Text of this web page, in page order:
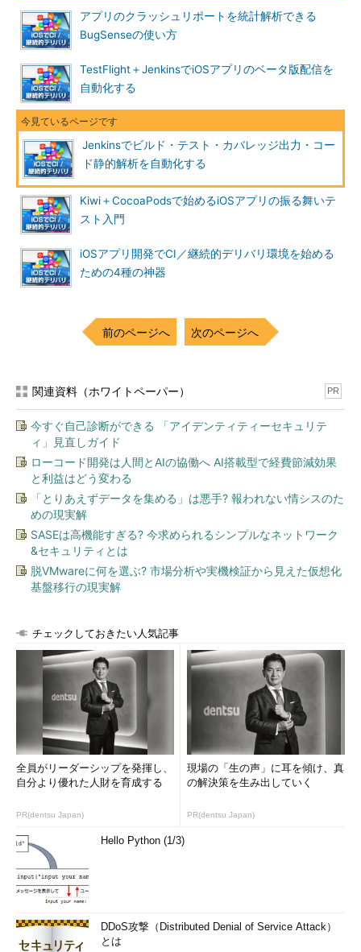
アプリのクラッシュリポートを統計解析できる
BugSenseの使い方
TestFlight＋JenkinsでiOSアプリのベータ版配信を
自動化する
Jenkinsでビルド・テスト・カバレッジ出力・コー
ド静的解析を自動化する
Kiwi＋CocoaPodsで始めるiOSアプリの振る舞いテ
スト入門
iOSアプリ開発でCI／継続的デリバリ環境を始める
ための4種の神器
前のページへ 次のページへ
関連資料（ホワイトペーパー） PR
今すぐ自己診断ができる 「アイデンティティーセキュリテ
ィ」見直しガイド
ローコード開発は人間とAIの協働へ AI搭載型で経費節減効果
と利益はどう変わる
「とりあえずデータを集める」は悪手? 報われない情シスのた
めの現実解
SASEは高機能すぎる? 今求められるシンプルなネットワーク
&セキュリティとは
脱VMwareに何を選ぶ? 市場分析や実機検証から見えた仮想化
基盤移行の現実解
チェックしておきたい人気記事
全員がリーダーシップを発揮し、
自分より優れた人財を育成する
PR(dentsu Japan)
現場の「生の声」に耳を傾け、真
の解決策を生み出していく
PR(dentsu Japan)
Hello Python (1/3)
DDoS攻撃（Distributed Denial of Service Attack）
とは